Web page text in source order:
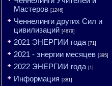
Мастеров [1246]
Ченнелинги других Сил и
цивилизаций [4679]
2021 ЭНЕРГИИ года [71]
2021 - энергии месяцев [395]
2022 ЭНЕРГИИ года [1]
Информация [381]